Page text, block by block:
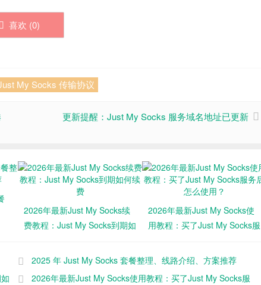
喜欢 (0)
My Socks 传输协议
更新提醒：Just My Socks 服务域名地址已更新
2026年最新Just My Socks续
费教程：Just My Socks到期如
2026年最新Just My Socks使
用教程：买了Just My Socks服
2025 年 Just My Socks 套餐整理、线路介绍、方案推荐
2026年最新Just My Socks使用教程：买了Just My Socks服